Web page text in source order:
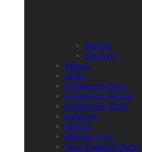
Malang
Surabaya
Jakarta
Jambi
Kalimantan Barat
Kalimantan Selatan
Kalimantan Timur
Lampung
Maluku
Maluku Utara
Nusa Tenggara Barat